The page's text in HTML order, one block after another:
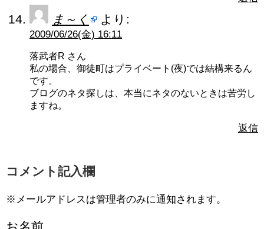
ま～く より:
2009/06/26(金) 16:11
落武者R さん
私の場合、御徒町はプライベート(夜)では結構来るん
です。
ブログのネタ探しは、本当にネタのないときは苦労し
ますね。
返信
コメント記入欄
※メールアドレスは管理者のみに通知されます。